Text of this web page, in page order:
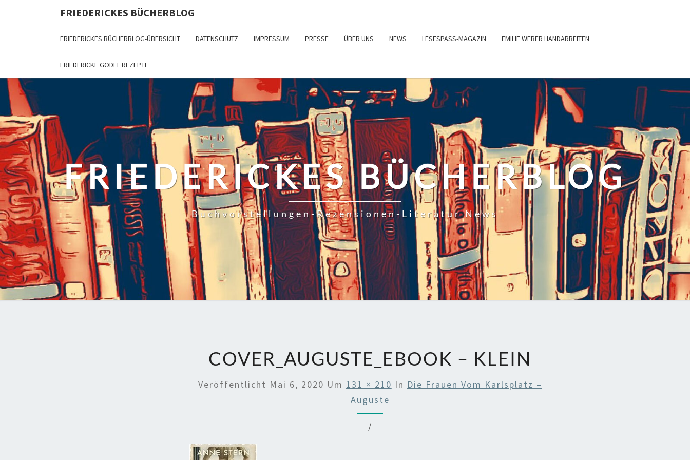
FRIEDERICKES BÜCHERBLOG
FRIEDERICKES BÜCHERBLOG-ÜBERSICHT DATENSCHUTZ IMPRESSUM PRESSE ÜBER UNS NEWS LESESPASS-MAGAZIN EMILIE WEBER HANDARBEITEN
FRIEDERICKE GODEL REZEPTE
FRIEDERICKES BÜCHERBLOG
Buchvorstellungen-Rezensionen-Literatur News
COVER_AUGUSTE_EBOOK – KLEIN
Veröffentlicht Mai 6, 2020 Um 131 × 210 In Die Frauen Vom Karlsplatz –
Auguste
/